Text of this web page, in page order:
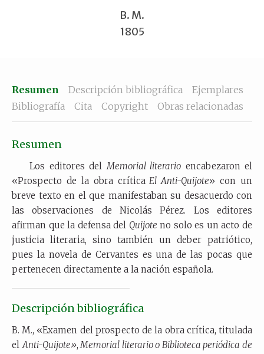
B. M.
1805
Resumen Descripción bibliográfica
Ejemplares
Bibliografía
Cita Copyright Obras relacionadas
Resumen
Los editores del Memorial literario encabezaron el
«Prospecto de la obra crítica El Anti-Quijote» con un
breve texto en el que manifestaban su desacuerdo con
las observaciones de Nicolás Pérez. Los editores
afirman que la defensa del Quijote no solo es un acto de
justicia literaria, sino también un deber patriótico,
pues la novela de Cervantes es una de las pocas que
pertenecen directamente a la nación española.
Descripción bibliográfica
B. M., «Examen del prospecto de la obra crítica, titulada
el Anti-Quijote», Memorial literario o Biblioteca periódica de